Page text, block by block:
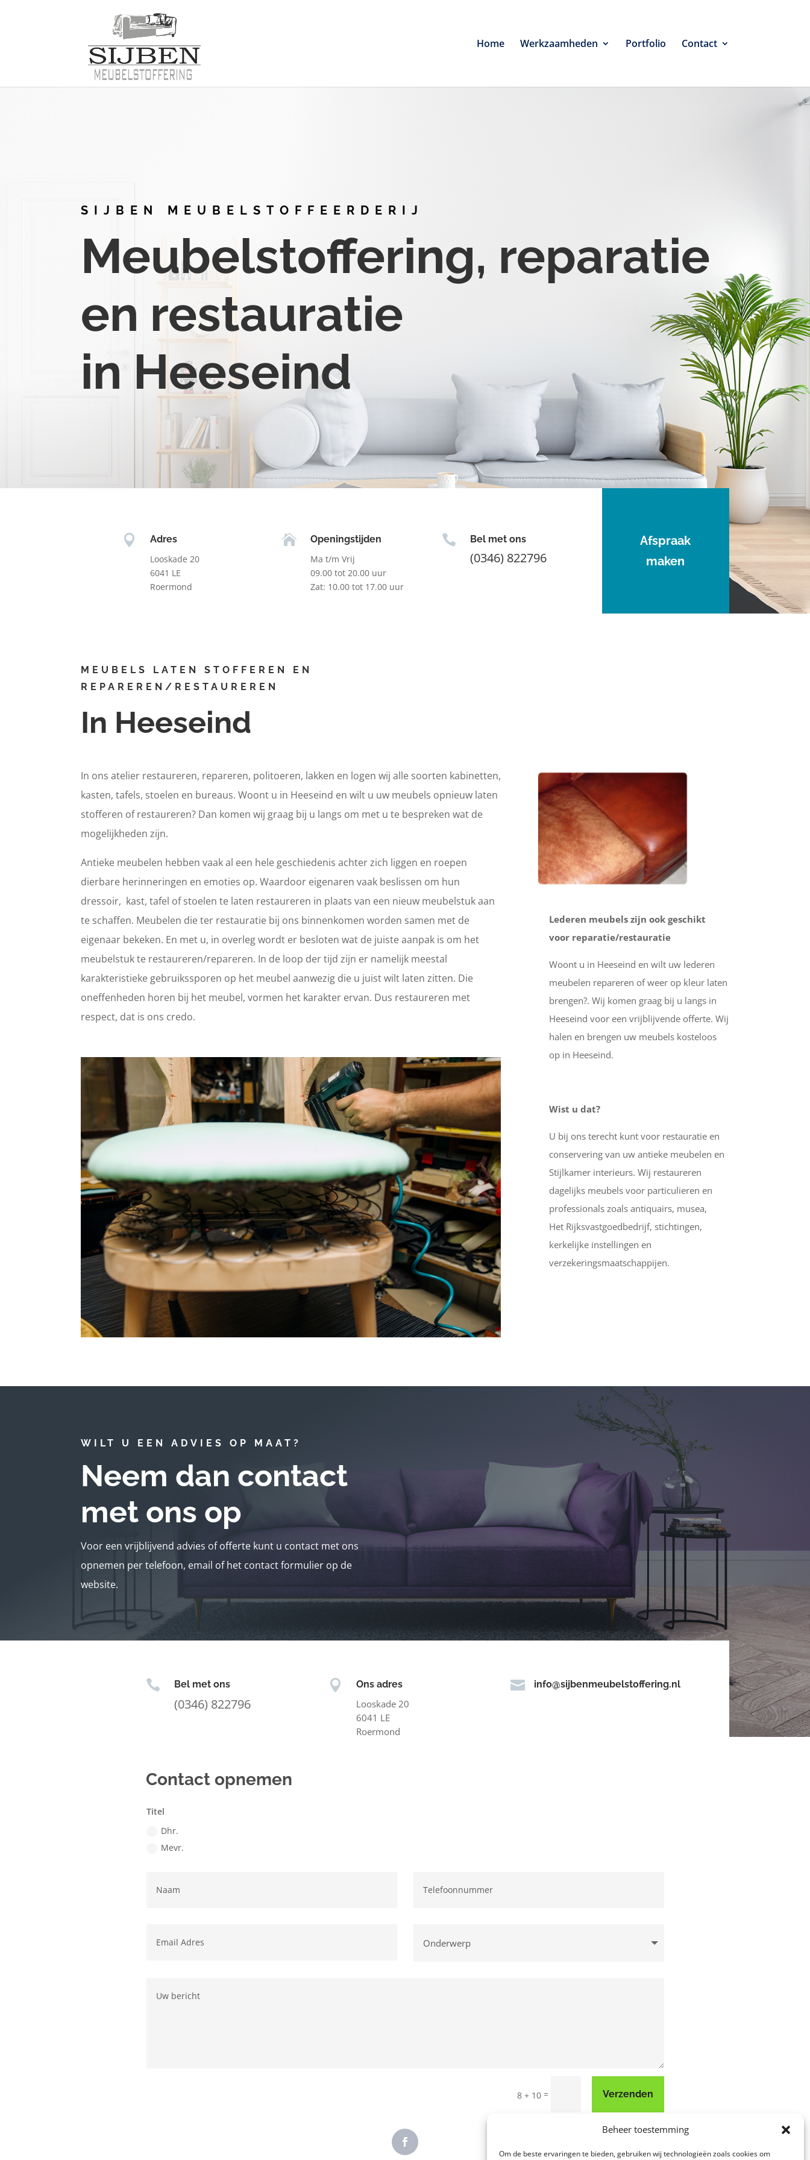
Beheer toestemming
Om de beste ervaringen te bieden, gebruiken wij technologieën zoals cookies om
Home Werkzaamheden Portfolio Contact
SIJBEN MEUBELSTOFFEERDERIJ
Meubelstoffering, reparatie
en restauratie
in Heeseind

Adres
Looskade 20
6041 LE
Roermond

Openingstijden
Ma t/m Vrij
09.00 tot 20.00 uur
Zat: 10.00 tot 17.00 uur
 Bel met ons
(0346) 822796
Afspraak
maken
MEUBELS LATEN STOFFEREN EN
REPAREREN/RESTAUREREN
In Heeseind
In ons atelier restaureren, repareren, politoeren, lakken en logen wij alle soorten kabinetten,
kasten, tafels, stoelen en bureaus. Woont u in Heeseind en wilt u uw meubels opnieuw laten
stofferen of restaureren? Dan komen wij graag bij u langs om met u te bespreken wat de
mogelijkheden zijn.
Antieke meubelen hebben vaak al een hele geschiedenis achter zich liggen en roepen
dierbare herinneringen en emoties op. Waardoor eigenaren vaak beslissen om hun
dressoir, kast, tafel of stoelen te laten restaureren in plaats van een nieuw meubelstuk aan
te schaffen. Meubelen die ter restauratie bij ons binnenkomen worden samen met de
eigenaar bekeken. En met u, in overleg wordt er besloten wat de juiste aanpak is om het
meubelstuk te restaureren/repareren. In de loop der tijd zijn er namelijk meestal
karakteristieke gebruikssporen op het meubel aanwezig die u juist wilt laten zitten. Die
oneffenheden horen bij het meubel, vormen het karakter ervan. Dus restaureren met
respect, dat is ons credo.
Lederen meubels zijn ook geschikt
voor reparatie/restauratie
Woont u in Heeseind en wilt uw lederen
meubelen repareren of weer op kleur laten
brengen?. Wij komen graag bij u langs in
Heeseind voor een vrijblijvende offerte. Wij
halen en brengen uw meubels kosteloos
op in Heeseind.
Wist u dat?
U bij ons terecht kunt voor restauratie en
conservering van uw antieke meubelen en
Stijlkamer interieurs. Wij restaureren
dagelijks meubels voor particulieren en
professionals zoals antiquairs, musea,
Het Rijksvastgoedbedrijf, stichtingen,
kerkelijke instellingen en
verzekeringsmaatschappijen.
WILT U EEN ADVIES OP MAAT?
Neem dan contact
met ons op
Voor een vrijblijvend advies of offerte kunt u contact met ons
opnemen per telefoon, email of het contact formulier op de
website.
 Bel met ons
(0346) 822796
 Ons adres
Looskade 20
6041 LE
Roermond
 info@sijbenmeubelstoffering.nl
Contact opnemen
Titel
Dhr.
Mevr.
8 + 10 = Verzenden